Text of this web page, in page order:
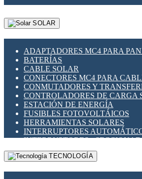
SOLAR
ADAPTADORES MC4 PARA
BATERÍAS
CABLE SOLAR
CONECTORES MC4 PARA
CONMUTADORES Y
CONTROLADORES DE CARGA
ESTACIÓN DE ENERGÍA
FUSIBLES FOTOVOLTÁICOS
HERRAMIENTAS SOLARES
INTERRUPTORES
INTERRUPTORES -
FOTOVOLTÁICOS
MONTAJE PANEL SOLAR
TECNOLOGÍA